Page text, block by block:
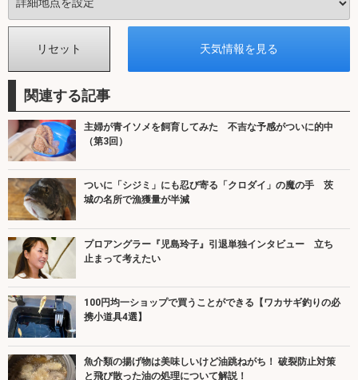
関連する記事
主婦が青イソメを飼育してみた 不吉な予感がついに的中
（第3回）
ついに「シジミ」にも忍び寄る「クロダイ」の魔の手 茨
城の名所で漁獲量が半減
プロアングラー『児島玲子』引退単独インタビュー 立ち
止まって考えたい
100円均一ショップで買うことができる【ワカサギ釣りの必
携小道具4選】
魚介類の揚げ物は美味しいけど油跳ねがち！ 破裂防止対策
と飛び散った油の処理について解説！